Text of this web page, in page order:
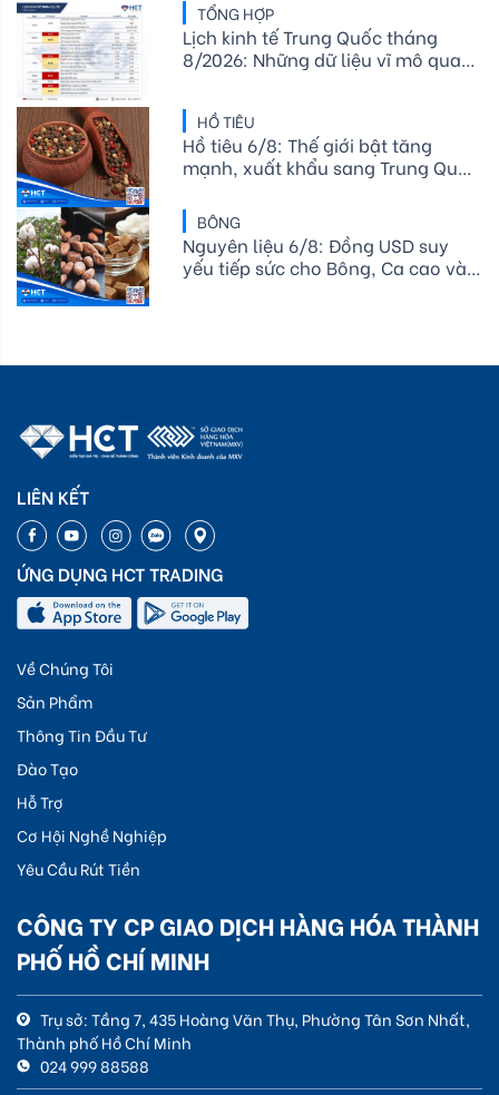
TỔNG HỢP
Lịch kinh tế Trung Quốc tháng
8/2026: Những dữ liệu vĩ mô quan
HỒ TIÊU
Hồ tiêu 6/8: Thế giới bật tăng
mạnh, xuất khẩu sang Trung Quốc
BÔNG
Nguyên liệu 6/8: Đồng USD suy
yếu tiếp sức cho Bông, Ca cao và
LIÊN KẾT
ỨNG DỤNG HCT TRADING
Về Chúng Tôi
Sản Phẩm
Thông Tin Đầu Tư
Đào Tạo
Hỗ Trợ
Cơ Hội Nghề Nghiệp
Yêu Cầu Rút Tiền
CÔNG TY CP GIAO DỊCH HÀNG HÓA THÀNH
PHỐ HỒ CHÍ MINH
Trụ sở: Tầng 7, 435 Hoàng Văn Thụ, Phường Tân Sơn Nhất,
Thành phố Hồ Chí Minh
024 999 88588